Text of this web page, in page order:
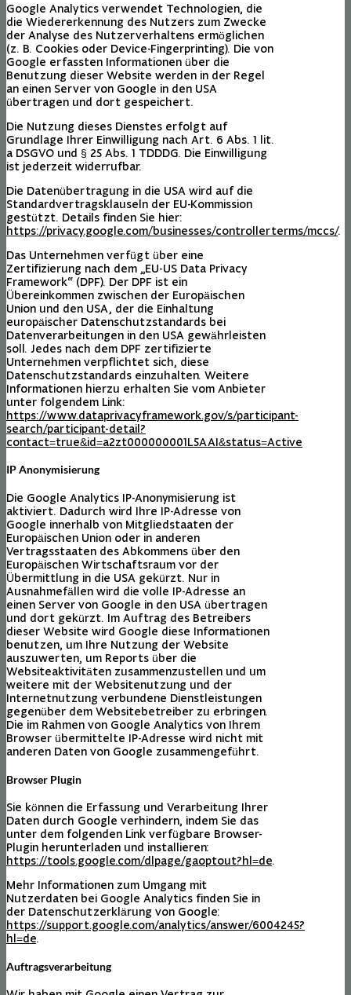
Google Analytics verwendet Technologien, die
die Wiedererkennung des Nutzers zum Zwecke
der Analyse des Nutzerverhaltens ermöglichen
(z. B. Cookies oder Device-Fingerprinting). Die von
Google erfassten Informationen über die
Benutzung dieser Website werden in der Regel
an einen Server von Google in den USA
übertragen und dort gespeichert.
Die Nutzung dieses Dienstes erfolgt auf
Grundlage Ihrer Einwilligung nach Art. 6 Abs. 1 lit.
a DSGVO und § 25 Abs. 1 TDDDG. Die Einwilligung
ist jederzeit widerrufbar.
Die Datenübertragung in die USA wird auf die
Standardvertragsklauseln der EU-Kommission
gestützt. Details finden Sie hier:
https://privacy.google.com/businesses/controllerterms/mccs/.
Das Unternehmen verfügt über eine
Zertifizierung nach dem „EU-US Data Privacy
Framework“ (DPF). Der DPF ist ein
Übereinkommen zwischen der Europäischen
Union und den USA, der die Einhaltung
europäischer Datenschutzstandards bei
Datenverarbeitungen in den USA gewährleisten
soll. Jedes nach dem DPF zertifizierte
Unternehmen verpflichtet sich, diese
Datenschutzstandards einzuhalten. Weitere
Informationen hierzu erhalten Sie vom Anbieter
unter folgendem Link:
https://www.dataprivacyframework.gov/s/participant-
search/participant-detail?
contact=true&id=a2zt000000001L5AAI&status=Active
IP Anonymisierung
Die Google Analytics IP-Anonymisierung ist
aktiviert. Dadurch wird Ihre IP-Adresse von
Google innerhalb von Mitgliedstaaten der
Europäischen Union oder in anderen
Vertragsstaaten des Abkommens über den
Europäischen Wirtschaftsraum vor der
Übermittlung in die USA gekürzt. Nur in
Ausnahmefällen wird die volle IP-Adresse an
einen Server von Google in den USA übertragen
und dort gekürzt. Im Auftrag des Betreibers
dieser Website wird Google diese Informationen
benutzen, um Ihre Nutzung der Website
auszuwerten, um Reports über die
Websiteaktivitäten zusammenzustellen und um
weitere mit der Websitenutzung und der
Internetnutzung verbundene Dienstleistungen
gegenüber dem Websitebetreiber zu erbringen.
Die im Rahmen von Google Analytics von Ihrem
Browser übermittelte IP-Adresse wird nicht mit
anderen Daten von Google zusammengeführt.
Browser Plugin
Sie können die Erfassung und Verarbeitung Ihrer
Daten durch Google verhindern, indem Sie das
unter dem folgenden Link verfügbare Browser-
Plugin herunterladen und installieren:
https://tools.google.com/dlpage/gaoptout?hl=de.
Mehr Informationen zum Umgang mit
Nutzerdaten bei Google Analytics finden Sie in
der Datenschutzerklärung von Google:
https://support.google.com/analytics/answer/6004245?
hl=de.
Auftragsverarbeitung